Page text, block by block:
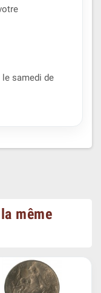
le samedi de
même